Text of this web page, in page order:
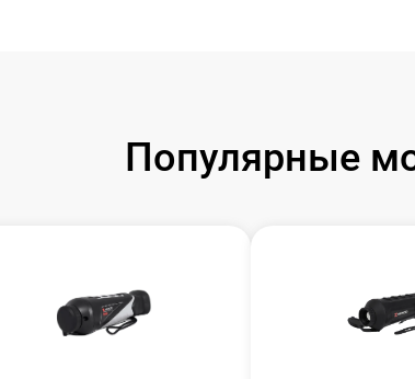
Популярные